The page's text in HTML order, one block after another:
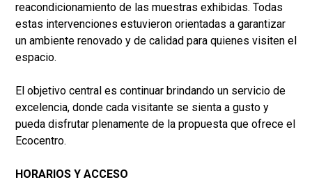
reacondicionamiento de las muestras exhibidas. Todas
estas intervenciones estuvieron orientadas a garantizar
un ambiente renovado y de calidad para quienes visiten el
espacio.
El objetivo central es continuar brindando un servicio de
excelencia, donde cada visitante se sienta a gusto y
pueda disfrutar plenamente de la propuesta que ofrece el
Ecocentro.
HORARIOS Y ACCESO